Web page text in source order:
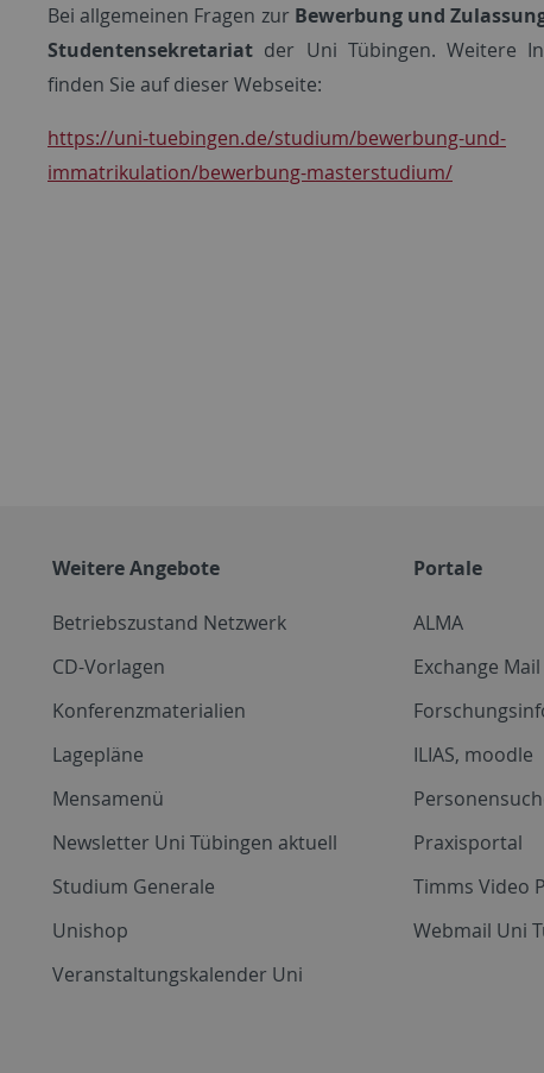
Bei allgemeinen Fragen zur Bewerbung und
Studentensekretariat der Uni Tübingen. Weitere
finden Sie auf dieser Webseite:
https://uni-tuebingen.de/studium/bewerbung-und-
immatrikulation/bewerbung-masterstudium/
Weitere Angebote
Betriebszustand Netzwerk
CD-Vorlagen
Konferenzmaterialien
Lagepläne
Mensamenü
Newsletter Uni Tübingen aktuell
Studium Generale
Unishop
Veranstaltungskalender Uni
Portale
ALMA
Exchange Mail
ILIAS, moodle
Praxisportal
Timms Video
Webmail Uni